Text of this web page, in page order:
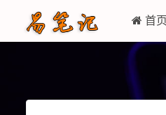
首页